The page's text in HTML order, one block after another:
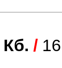
Кб. /